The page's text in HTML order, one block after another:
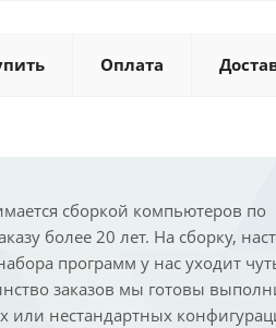
Оплата
сборкой компьютеров по
более 20 лет. На сборку,
программ у нас уходит
заказов мы готовы
или нестандартных